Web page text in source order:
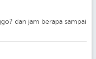
dan jam berapa sampai